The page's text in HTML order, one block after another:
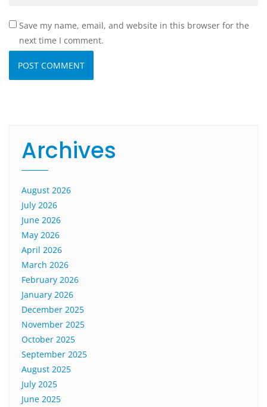
Save my name, email, and website in this browser for the
next time I comment.
Archives
August 2026
July 2026
June 2026
May 2026
April 2026
March 2026
February 2026
January 2026
December 2025
November 2025
October 2025
September 2025
August 2025
July 2025
June 2025